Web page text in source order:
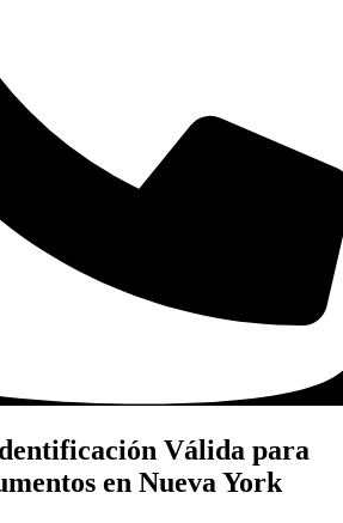
Válida para
en Nueva York